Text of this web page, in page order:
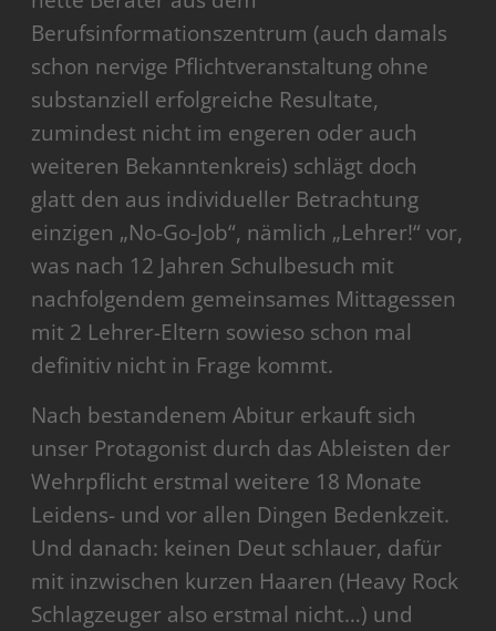
Berufsinformationszentrum (auch damals
schon nervige Pflichtveranstaltung ohne
substanziell erfolgreiche Resultate,
zumindest nicht im engeren oder auch
weiteren Bekanntenkreis) schlägt doch
glatt den aus individueller Betrachtung
einzigen „No-Go-Job“, nämlich „Lehrer!“ vor,
was nach 12 Jahren Schulbesuch mit
nachfolgendem gemeinsames Mittagessen
mit 2 Lehrer-Eltern sowieso schon mal
definitiv nicht in Frage kommt.
Nach bestandenem Abitur erkauft sich
unser Protagonist durch das Ableisten der
Wehrpflicht erstmal weitere 18 Monate
Leidens- und vor allen Dingen Bedenkzeit.
Und danach: keinen Deut schlauer, dafür
mit inzwischen kurzen Haaren (Heavy Rock
Schlagzeuger also erstmal nicht…) und